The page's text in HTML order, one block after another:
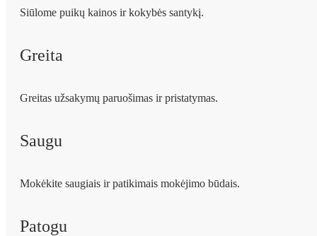
Siūlome puikų kainos ir kokybės santykį.
Greita
Greitas užsakymų paruošimas ir pristatymas.
Saugu
Mokėkite saugiais ir patikimais mokėjimo būdais.
Patogu